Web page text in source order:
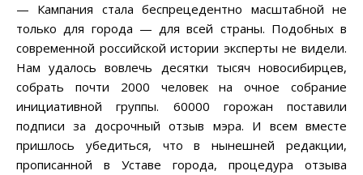
— Кампания стала беспрецедентно масштабной не
только для города — для всей страны. Подобных в
современной российской истории эксперты не видели.
Нам удалось вовлечь десятки тысяч новосибирцев,
собрать почти 2000 человек на очное собрание
инициативной группы. 60000 горожан поставили
подписи за досрочный отзыв мэра. И всем вместе
пришлось убедиться, что в нынешней редакции,
прописанной в Уставе города, процедура отзыва